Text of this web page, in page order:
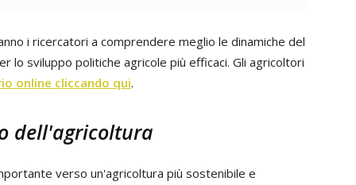
i ricercatori a comprendere meglio le dinamiche del
lo sviluppo politiche agricole più efficaci. Gli agricoltori
online cliccando qui.
dell'agricoltura
verso un'agricoltura più sostenibile e